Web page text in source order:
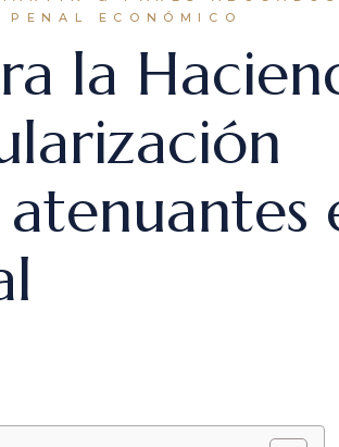
PENAL ECONÓMICO
la